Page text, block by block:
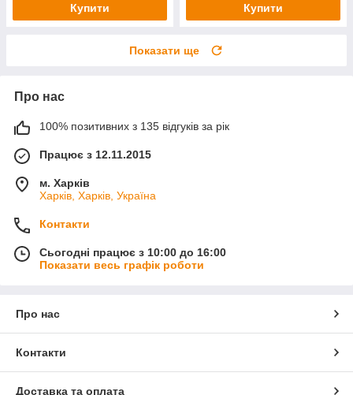
Купити Купити
Показати ще
Про нас
100% позитивних з 135 відгуків за рік
Працює з 12.11.2015
м. Харків
Харків, Харків, Україна
Контакти
Сьогодні працює з 10:00 до 16:00
Показати весь графік роботи
Про нас
Контакти
Доставка та оплата